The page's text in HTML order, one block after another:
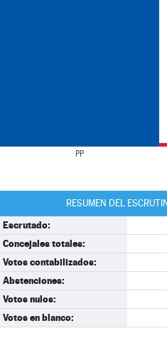
PP
RESUMEN DEL
Escrutado:
Concejales totales:
Votos contabilizados:
Abstenciones:
Votos nulos:
Votos en blanco: